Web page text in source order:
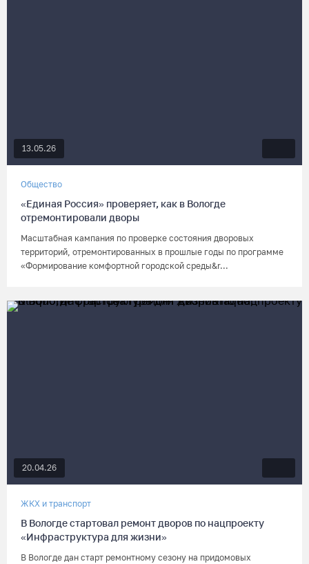
13.05.26
Общество
«Единая Россия» проверяет, как в Вологде
отремонтировали дворы
Масштабная кампания по проверке состояния дворовых
территорий, отремонтированных в прошлые годы по программе
«Формирование комфортной городской среды&r...
20.04.26
ЖКХ и транспорт
В Вологде стартовал ремонт дворов по нацпроекту
«Инфраструктура для жизни»
В Вологде дан старт ремонтному сезону на придомовых